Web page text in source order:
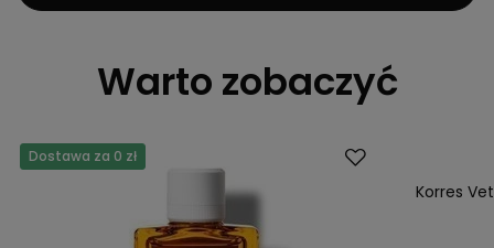
Warto zobaczyć
Dostawa za 0 zł
Korres